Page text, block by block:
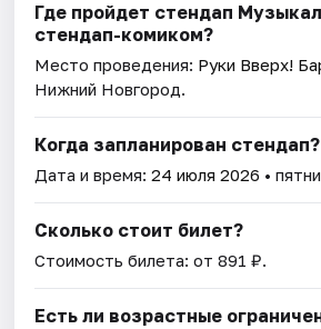
Где пройдет стендап
стендап-комиком?
Место проведения: Руки Вверх!
Нижний Новгород.
Когда запланирован стендап?
Дата и время:24 июля 2026 •
Сколько стоит билет?
Стоимость билета: от 891 ₽.
Есть ли возрастные